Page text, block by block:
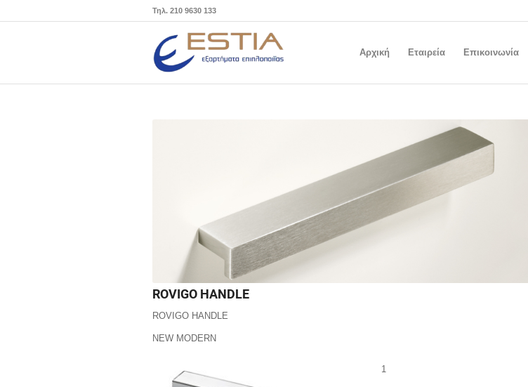
Τηλ. 210 9630 133
Αρχική Εταιρεία Επικοινωνία
ROVIGO HANDLE
ROVIGO HANDLE
NEW MODERN
1